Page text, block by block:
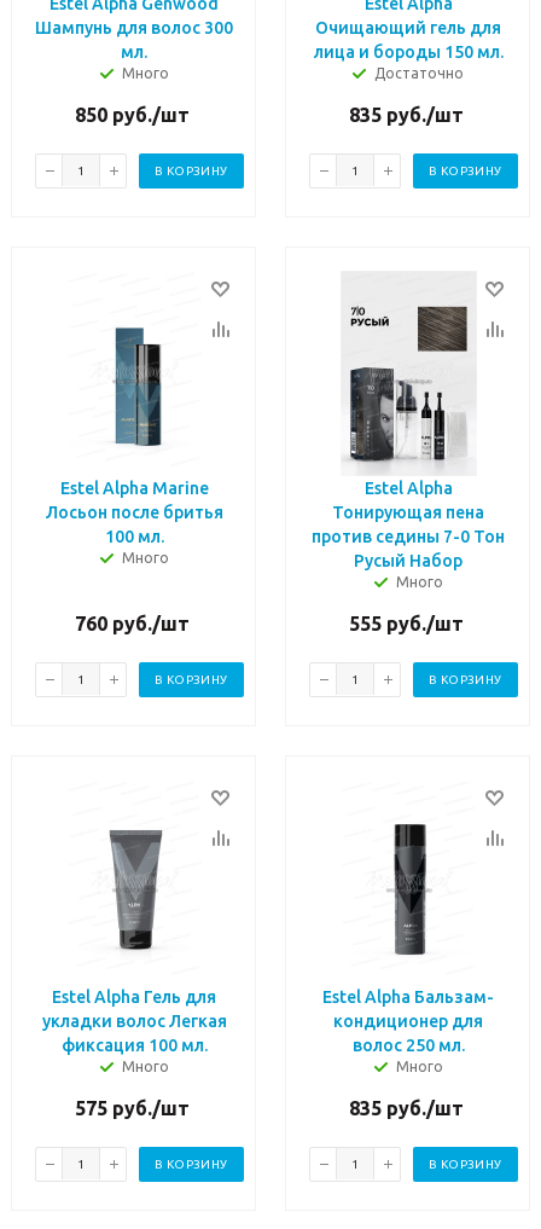
Шампунь для волос 300
мл.
Много
850руб./шт
В КОРЗИНУ
Очищающий гель для
лица и бороды 150 мл.
Достаточно
835руб./шт
В КОРЗИНУ
Estel Alpha Marine
Лосьон после бритья
100 мл.
Много
760руб./шт
В КОРЗИНУ
Estel Alpha
Тонирующая пена
против седины 7-0 Тон
Русый Набор
Много
555руб./шт
В КОРЗИНУ
Estel Alpha Гель для
укладки волос Легкая
фиксация 100 мл.
Много
575руб./шт
В КОРЗИНУ
Estel Alpha Бальзам-
кондиционер для
волос 250 мл.
Много
835руб./шт
В КОРЗИНУ